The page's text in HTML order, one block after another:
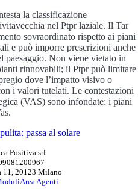
la classificazione
nel Ptpr laziale. Il Tar
sovraordinato rispetto ai piani
e può imporre prescrizioni anche
paesaggio. Non viene vietato in
rinnovabili; il Ptpr può limitare
dove l’impatto visivo o
i valori tutelati. Le contestazioni
(VAS) sono infondate: i piani
passa al solare
Positiva srl
11, 20123 Milano
Area Agenti